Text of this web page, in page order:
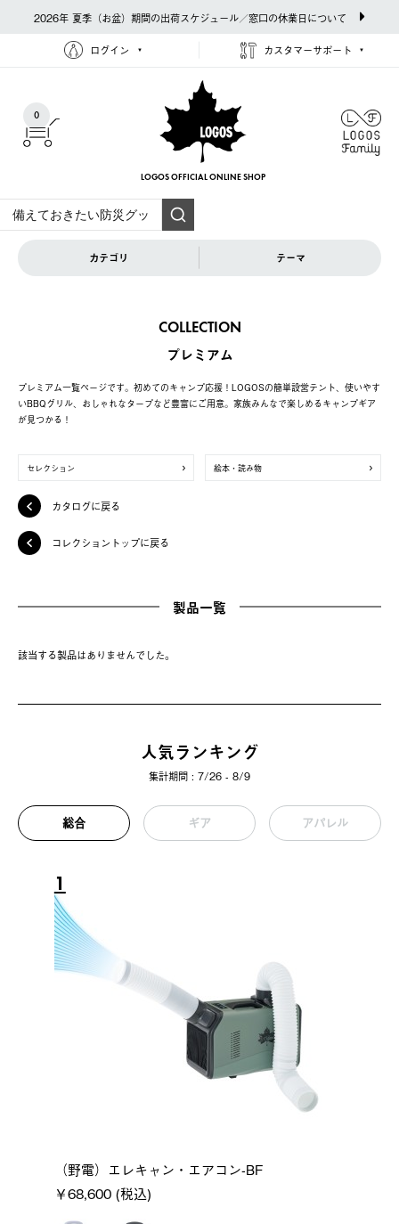
2026年 夏季（お盆）期間の出荷スケジュール／窓口の休業日について
ログイン カスタマーサポート
0
LOGOS OFFICIAL ONLINE SHOP
カテゴリ テーマ
COLLECTION
プレミアム
プレミアム一覧ページです。初めてのキャンプ応援！LOGOSの簡単設営テント、使いやす
いBBQグリル、おしゃれなタープなど豊富にご用意。家族みんなで楽しめるキャンプギア
が見つかる！
セレクション 絵本・読み物
カタログに戻る
コレクショントップに戻る
製品一覧
該当する製品はありませんでした。
人気ランキング
集計期間 : 7/26 - 8/9
総合 ギア アパレル
1
（野電）エレキャン・エアコン-BF
￥68,600 (税込)